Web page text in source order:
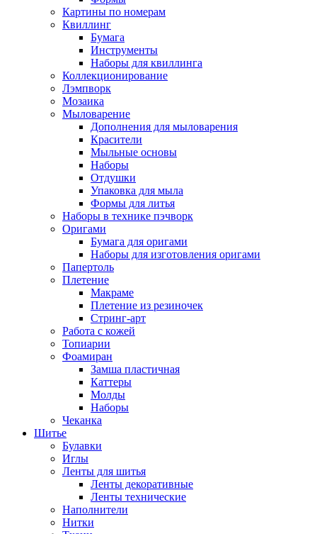
Картины по номерам
Квиллинг
Бумага
Инструменты
Наборы для квиллинга
Коллекционирование
Лэмпворк
Мозаика
Мыловарение
Дополнения для мыловарения
Красители
Мыльные основы
Наборы
Отдушки
Упаковка для мыла
Формы для литья
Наборы в технике пэчворк
Оригами
Бумага для оригами
Наборы для изготовления оригами
Папертоль
Плетение
Макраме
Плетение из резиночек
Стринг-арт
Работа с кожей
Топиарии
Фоамиран
Замша пластичная
Каттеры
Молды
Наборы
Чеканка
Шитье
Булавки
Иглы
Ленты для шитья
Ленты декоративные
Ленты технические
Наполнители
Нитки